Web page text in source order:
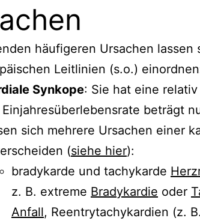
häufigeren Ursachen lassen
Leitlinien (s.o.)
Synkope: Sie hat eine
beträgt
sich mehrere Ursachen einer
(siehe hier):
bradykarde und tachykarde
z. B. extreme Bradykardie oder
Anfall, Reentrytachykardien (z. B.